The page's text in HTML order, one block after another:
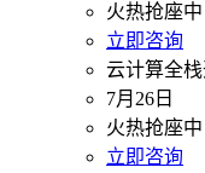
火热抢座中
立即咨询
云计算全
7月26日
火热抢座中
立即咨询